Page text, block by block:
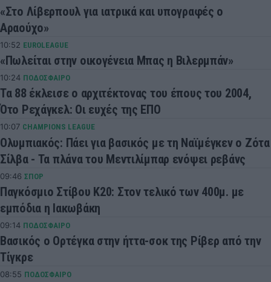
«Στο Λίβερπουλ για ιατρικά και υπογραφές ο
Αραούχο»
10:52 EUROLEAGUE
«Πωλείται στην οικογένεια Μπας η Βιλερμπάν»
10:24 ΠΟΔΟΣΦΑΙΡΟ
Τα 88 έκλεισε ο αρχιτέκτονας του έπους του 2004,
Ότο Ρεχάγκελ: Οι ευχές της ΕΠΟ
10:07 CHAMPIONS LEAGUE
Ολυμπιακός: Πάει για βασικός με τη Ναϊμέγκεν ο Ζότα
Σίλβα - Τα πλάνα του Μεντιλίμπαρ ενόψει ρεβάνς
09:46 ΣΠΟΡ
Παγκόσμιο Στίβου Κ20: Στον τελικό των 400μ. με
εμπόδια η Ιακωβάκη
09:14 ΠΟΔΟΣΦΑΙΡΟ
Βασικός ο Ορτέγκα στην ήττα-σοκ της Ρίβερ από την
Τίγκρε
08:55 ΠΟΔΟΣΦΑΙΡΟ